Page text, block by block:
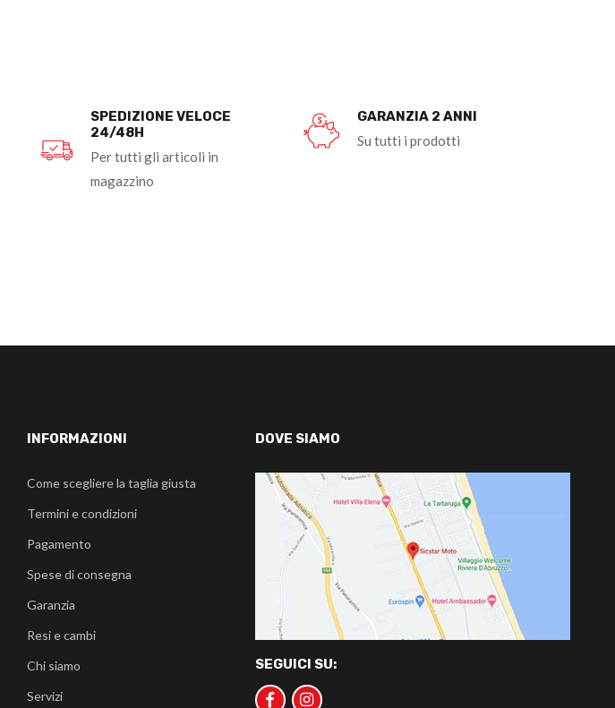
SPEDIZIONE VELOCE
24/48H
Per tutti gli articoli in
magazzino
GARANZIA 2 ANNI
Su tutti i prodotti
INFORMAZIONI
Come scegliere la taglia giusta
Termini e condizioni
Pagamento
Spese di consegna
Garanzia
Resi e cambi
Chi siamo
Servizi
DOVE SIAMO
SEGUICI SU: